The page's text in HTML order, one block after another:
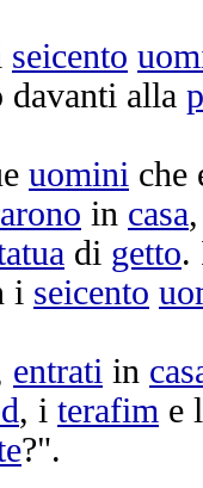
seicento
davanti alla
uomini che
in casa
di getto.
i seicento
entrati in
, i terafim e
?".